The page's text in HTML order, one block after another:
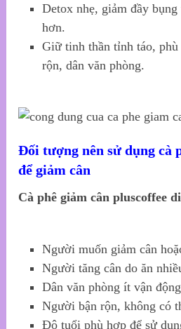
Detox nhẹ, giảm đầy
hơn.
Giữ tinh thần tỉnh táo,
rộn, dân văn phòng.
Đối tượng nên sử dụng cà
để giảm cân
Cà phê giảm cân pluscoffee
Người muốn giảm cân
Người tăng cân do ăn
Dân văn phòng ít vận động
Người bận rộn, không có
Độ tuổi phù hợp để sử